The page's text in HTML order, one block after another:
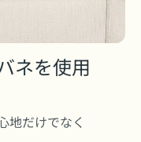
ネを使用
地だけでなく